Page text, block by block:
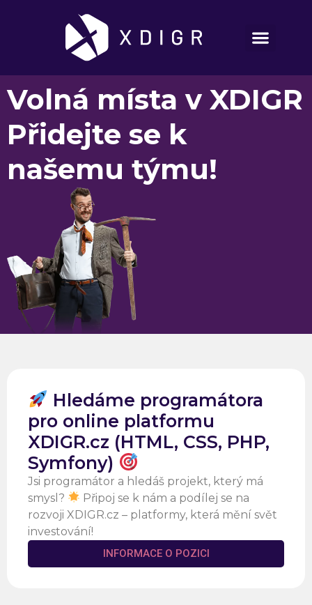
Volná místa v XDIGR
Přidejte se k
našemu týmu!
Hledáme programátora
pro online platformu
XDIGR.cz (HTML, CSS, PHP,
Symfony)
Jsi programátor a hledáš projekt, který má
smysl?
Připoj se k nám a podílej se na
rozvoji XDIGR.cz – platformy, která mění svět
investování!
INFORMACE O POZICI